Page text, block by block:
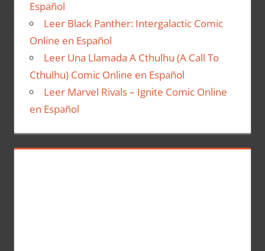
Español
Leer Black Panther: Intergalactic Comic
Online en Español
Leer Una Llamada A Cthulhu (A Call To
Cthulhu) Comic Online en Español
Leer Marvel Rivals – Ignite Comic Online
en Español